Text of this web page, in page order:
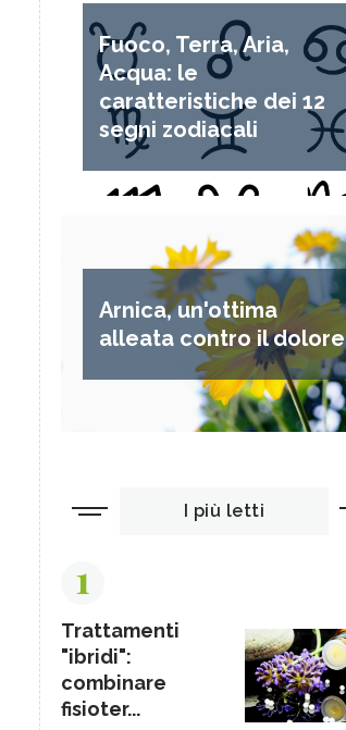
Fuoco, Terra, Aria,
Acqua: le
caratteristiche dei 12
segni zodiacali
Arnica, un'ottima
alleata contro il dolore
I più letti
1
Trattamenti
"ibridi":
combinare
fisioter...